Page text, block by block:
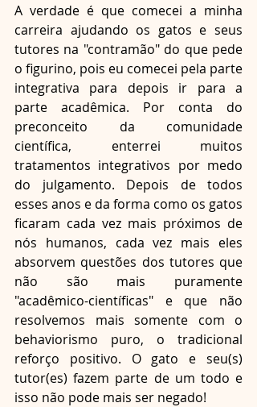
A verdade é que comecei a minha
carreira ajudando os gatos e seus
tutores na "contramão" do que pede
o figurino, pois eu comecei pela parte
integrativa para depois ir para a
parte acadêmica. Por conta do
preconceito da comunidade
científica, enterrei muitos
tratamentos integrativos por medo
do julgamento. Depois de todos
esses anos e da forma como os gatos
ficaram cada vez mais próximos de
nós humanos, cada vez mais eles
absorvem questões dos tutores que
não são mais puramente
"acadêmico-científicas" e que não
resolvemos mais somente com o
behaviorismo puro, o tradicional
reforço positivo. O gato e seu(s)
tutor(es) fazem parte de um todo e
isso não pode mais ser negado!